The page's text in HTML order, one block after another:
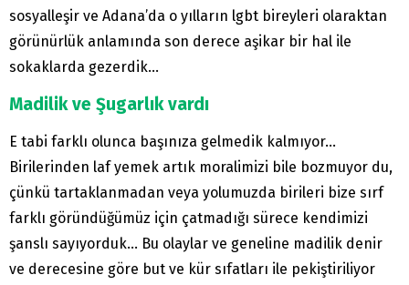
sosyalleşir ve Adana’da o yılların lgbt bireyleri olaraktan
görünürlük anlamında son derece aşikar bir hal ile
sokaklarda gezerdik…
Madilik ve Şugarlık vardı
E tabi farklı olunca başınıza gelmedik kalmıyor…
Birilerinden laf yemek artık moralimizi bile bozmuyor du,
çünkü tartaklanmadan veya yolumuzda birileri bize sırf
farklı göründüğümüz için çatmadığı sürece kendimizi
şanslı sayıyorduk… Bu olaylar ve geneline madilik denir
ve derecesine göre but ve kür sıfatları ile pekiştiriliyor